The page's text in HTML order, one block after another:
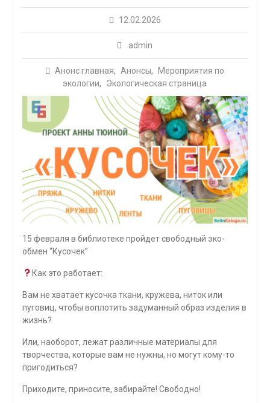
12.02.2026
admin
Анонс главная, Анонсы,
Мероприятия по
экологии, Экологическая страница
15 февраля в библиотеке пройдет свободный эко-
обмен “Кусочек”
Как это работает:
Вам не хватает кусочка ткани, кружева, ниток или
пуговиц, чтобы воплотить задуманный образ изделия в
жизнь?
Или, наоборот, лежат различные материалы для
творчества, которые вам не нужны, но могут кому-то
пригодиться?
Приходите, приносите, забирайте! Свободно!